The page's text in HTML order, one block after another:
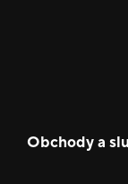
Obchody a